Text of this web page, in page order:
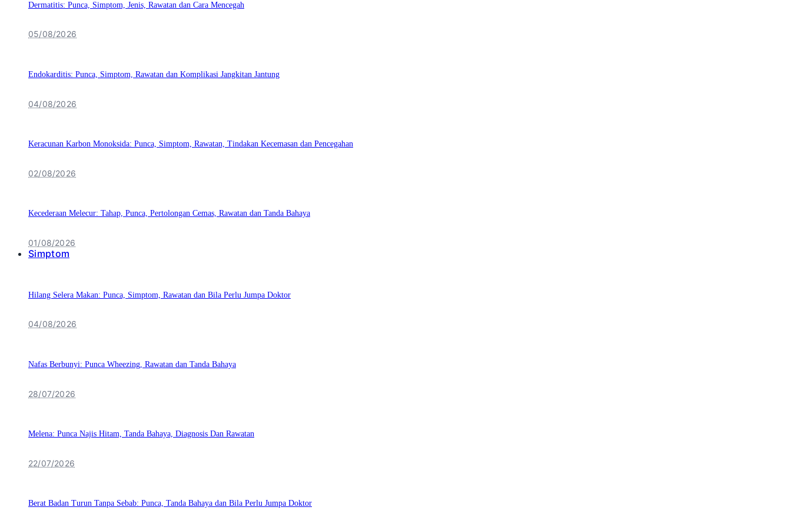
Dermatitis: Punca, Simptom, Jenis, Rawatan dan Cara Mencegah
05/08/2026
Endokarditis: Punca, Simptom, Rawatan dan Komplikasi Jangkitan Jantung
04/08/2026
Keracunan Karbon Monoksida: Punca, Simptom, Rawatan, Tindakan Kecemasan dan Pencegahan
02/08/2026
Kecederaan Melecur: Tahap, Punca, Pertolongan Cemas, Rawatan dan Tanda Bahaya
01/08/2026
Simptom
Hilang Selera Makan: Punca, Simptom, Rawatan dan Bila Perlu Jumpa Doktor
04/08/2026
Nafas Berbunyi: Punca Wheezing, Rawatan dan Tanda Bahaya
28/07/2026
Melena: Punca Najis Hitam, Tanda Bahaya, Diagnosis Dan Rawatan
22/07/2026
Berat Badan Turun Tanpa Sebab: Punca, Tanda Bahaya dan Bila Perlu Jumpa Doktor